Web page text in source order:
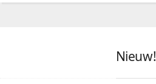
Nieuw!